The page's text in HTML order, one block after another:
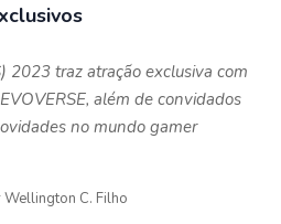
2023 traz atração exclusiva com
além de convidados
no mundo gamer
Wellington C. Filho